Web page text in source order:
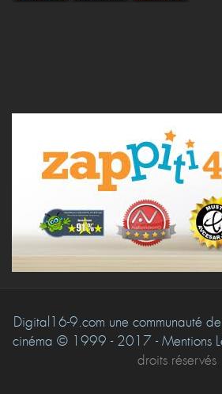
Digital16-9.com une communauté
cinéma © 1999 - 2017 - Mentions
droits réservés